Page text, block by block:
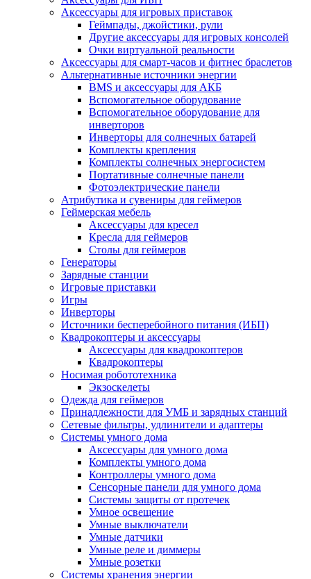
Аксессуары для игровых приставок
Геймпады, джойстики, рули
Другие аксессуары для игровых консолей
Очки виртуальной реальности
Аксессуары для смарт-часов и фитнес браслетов
Альтернативные источники энергии
BMS и аксессуары для АКБ
Вспомогательное оборудование
Вспомогательное оборудование для
инверторов
Инверторы для солнечных батарей
Комплекты крепления
Комплекты солнечных энергосистем
Портативные солнечные панели
Фотоэлектрические панели
Атрибутика и сувениры для геймеров
Геймерская мебель
Аксессуары для кресел
Кресла для геймеров
Столы для геймеров
Генераторы
Зарядные станции
Игровые приставки
Игры
Инверторы
Источники бесперебойного питания (ИБП)
Квадрокоптеры и аксессуары
Аксессуары для квадрокоптеров
Квадрокоптеры
Носимая робототехника
Экзоскелеты
Одежда для геймеров
Принадлежности для УМБ и зарядных станций
Сетевые фильтры, удлинители и адаптеры
Системы умного дома
Аксессуары для умного дома
Комплекты умного дома
Контроллеры умного дома
Сенсорные панели для умного дома
Системы защиты от протечек
Умное освещение
Умные выключатели
Умные датчики
Умные реле и диммеры
Умные розетки
Системы хранения энергии